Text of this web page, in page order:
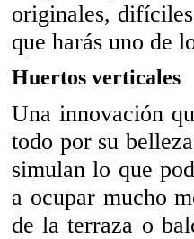
originales,
que harás uno de
Huertos verticales
Una innovación
todo por su
simulan lo que
a ocupar mucho
de la terraza o